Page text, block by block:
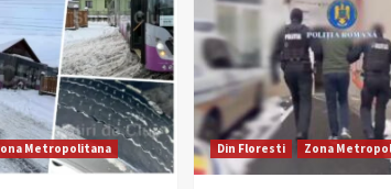
Metropolitana Din Floresti Zona